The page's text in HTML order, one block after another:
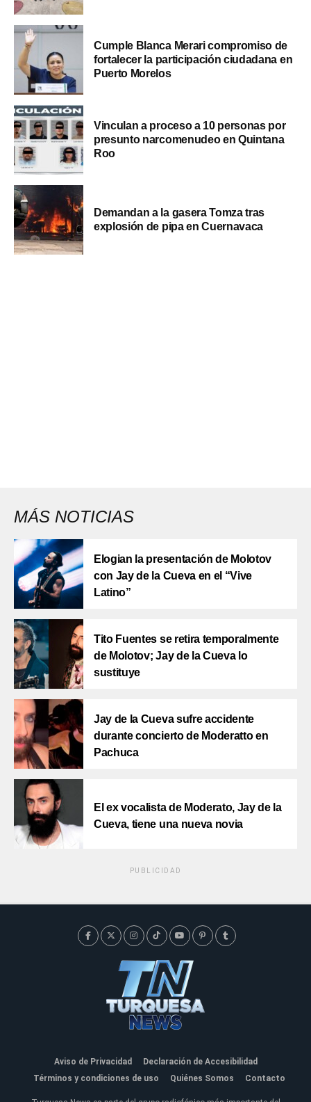
Cumple Blanca Merari compromiso de
fortalecer la participación ciudadana en
Puerto Morelos
Vinculan a proceso a 10 personas por
presunto narcomenudeo en Quintana
Roo
Demandan a la gasera Tomza tras
explosión de pipa en Cuernavaca
MÁS NOTICIAS
Elogian la presentación de Molotov
con Jay de la Cueva en el “Vive
Latino”
Tito Fuentes se retira temporalmente
de Molotov; Jay de la Cueva lo
sustituye
Jay de la Cueva sufre accidente
durante concierto de Moderatto en
Pachuca
El ex vocalista de Moderato, Jay de la
Cueva, tiene una nueva novia
PUBLICIDAD
Aviso de Privacidad
Declaración de Accesibilidad
Términos y condiciones de uso
Quiénes Somos Contacto